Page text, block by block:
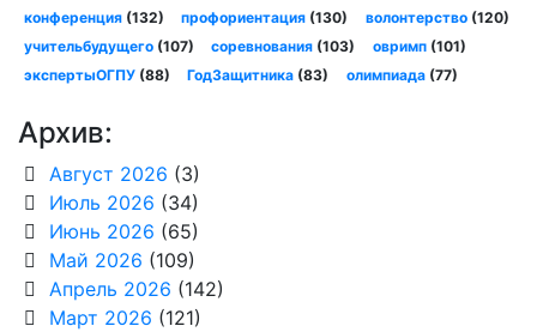
конференция(132) профориентация (130) волонтерство(120)
учительбудущего(107) соревнования (103) овримп(101)
экспертыОГПУ(88) ГодЗащитника (83) олимпиада(77)
Архив:
Август 2026 (3)
Июль 2026 (34)
Июнь 2026 (65)
Май 2026 (109)
Апрель 2026 (142)
Март 2026 (121)